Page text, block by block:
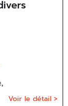
Voir le détail >